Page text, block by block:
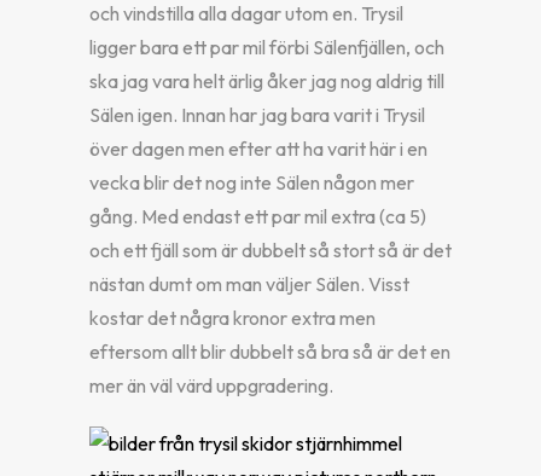
och vindstilla alla dagar utom en. Trysil
ligger bara ett par mil förbi Sälenfjällen, och
ska jag vara helt ärlig åker jag nog aldrig till
Sälen igen. Innan har jag bara varit i Trysil
över dagen men efter att ha varit här i en
vecka blir det nog inte Sälen någon mer
gång. Med endast ett par mil extra (ca 5)
och ett fjäll som är dubbelt så stort så är det
nästan dumt om man väljer Sälen. Visst
kostar det några kronor extra men
eftersom allt blir dubbelt så bra så är det en
mer än väl värd uppgradering.